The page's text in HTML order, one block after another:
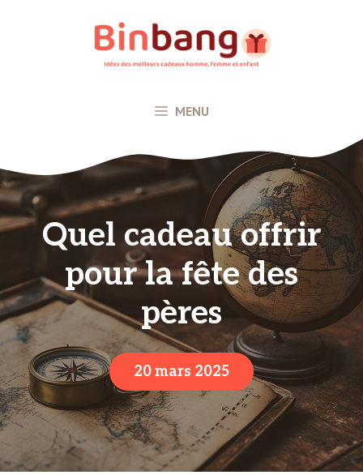
MENU
Quel cadeau offrir
pour la fête des
pères
20 mars 2025